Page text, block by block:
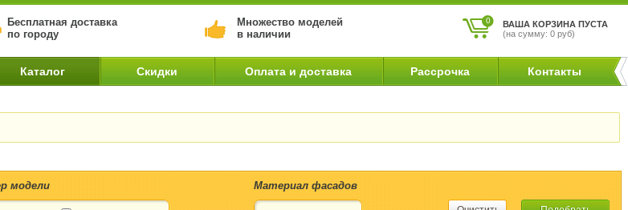
0
ВАША КОРЗИНА ПУСТА
(на сумму: 0 руб)
Бесплатная доставка
по городу
Множество моделей
в наличии
Каталог Скидки Оплата и доставка Рассрочка Контакты
модели Материал фасадов